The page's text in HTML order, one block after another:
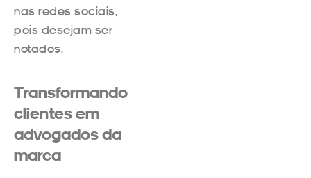
nas redes sociais,
pois desejam ser
notados.
Transformando
clientes em
advogados da
marca